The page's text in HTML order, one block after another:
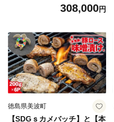
308,000円
徳島県美波町
【SDGｓカメバッチ】と【本